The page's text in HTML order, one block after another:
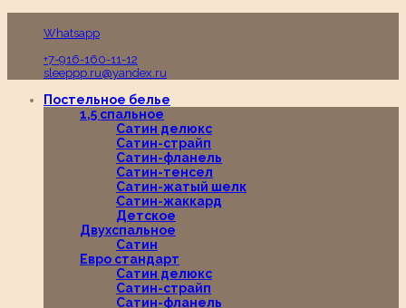
Whatsapp
+7-916-160-11-12
sleeppp.ru@yandex.ru
Постельное белье
1,5 спальное
Сатин делюкс
Сатин-страйп
Сатин-фланель
Сатин-тенсел
Сатин-жатый шелк
Сатин-жаккард
Детское
Двухспальное
Сатин
Евро стандарт
Сатин делюкс
Сатин-страйп
Сатин-фланель